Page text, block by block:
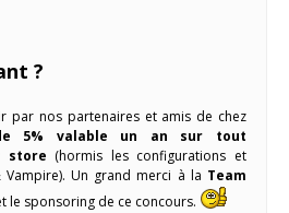
?
par nos partenaires et amis de chez
5% valable un an sur tout
store (hormis les configurations et
Vampire). Un grand merci à la Team
le sponsoring de ce concours.